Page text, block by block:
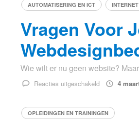
bij
Airport
u
op
reis
gaat?
AUTOMATISERING EN ICT INTERNET
Vragen Voor
Wie wilt er nu geen website?
Reacties uitgeschakeldvoor
Jouw
4
OPLEIDINGEN EN TRAININGEN